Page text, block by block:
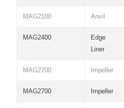
MAG2100 Anvil
MAG2400
Edge
Liner
MAG2700 Impeller
MAG2700 Impeller